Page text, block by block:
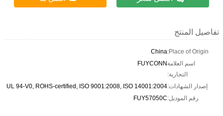
تفاصيل المنتج
Place of Origin:
China
اسم العلامة
التجارية:
FUYCONN
إصدار الشهادات:UL 94-V0, ROHS-certified, ISO 9001:2008, ISO 14001:2004
رقم الموديل:FUY57050C